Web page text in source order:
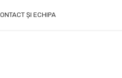
ȘI ECHIPA